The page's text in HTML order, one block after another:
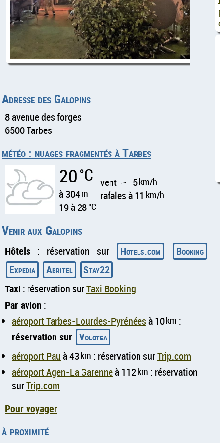
Adresse des Galopins
8 avenue des forges
6500 Tarbes
météo : nuages fragmentés à Tarbes
20°C
à 304m
19 à 28°C
vent ↑ 5km/h
rafales à 11 km/h
Venir aux Galopins
Hôtels : réservation sur Hotels.com
Booking
Expedia
Abritel
Stay22
Taxi : réservation surTaxi Booking
Par avion :
aéroport Tarbes-Lourdes-Pyrénéesà 10km :
réservation sur Volotea
aéroport Pauà 43km : réservation surTrip.com
aéroport Agen-La Garenneà 112km : réservation
surTrip.com
Pour voyager
à proximité